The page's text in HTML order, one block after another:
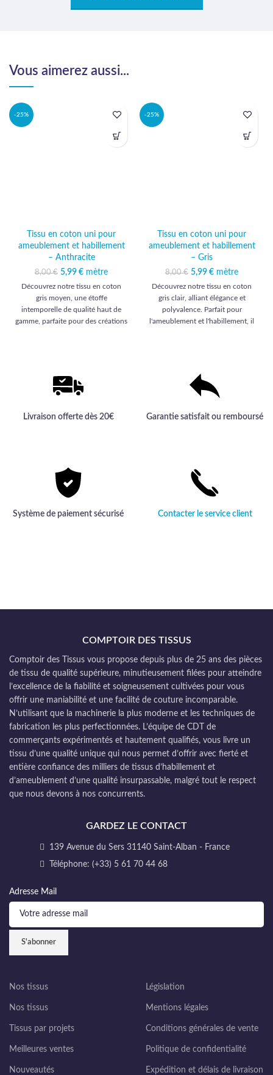
Vous aimerez aussi...
-25%
Tissu en coton uni pour
ameublement et habillement
– Anthracite
8,00€ Le prix initial était :
5,99 € Le prix actuel
est : 5,99 €.
mètre
Découvrez notre tissu en coton
gris moyen, une étoffe
intemporelle de qualité haut de
gamme, parfaite pour des créations
-25%
Tissu en coton uni pour
ameublement et habillement
– Gris
8,00€ Le prix initial était :
5,99 € Le prix actuel
est : 5,99 €.
mètre
Découvrez notre tissu en coton
gris clair, alliant élégance et
polyvalence. Parfait pour
l'ameublement et l'habillement, il
Livraison offerte dès 20€ Garantie satisfait ou remboursé
Système de paiement sécurisé Contacter le service client
COMPTOIR DES TISSUS
Comptoir des Tissus vous propose depuis plus de 25 ans des pièces
de tissu de qualité supérieure, minutieusement filées pour atteindre
l’excellence de la fiabilité et soigneusement cultivées pour vous
offrir une maniabilité et une facilité de couture incomparable.
N’utilisant que la machinerie la plus moderne et les techniques de
fabrication les plus perfectionnées. L’équipe de CDT de
commerçants expérimentés et hautement qualifiés, vous livre un
tissu d’une qualité unique qui nous permet d’offrir avec fierté et
entière confiance des milliers de tissus d’habillement et
d’ameublement d’une qualité insurpassable, malgré tout le respect
que nous devons à nos concurrents.
GARDEZ LE CONTACT
139 Avenue du Sers 31140 Saint-Alban - France
Téléphone: (+33) 5 61 70 44 68
Adresse Mail
Nos tissus
Nos tissus
Tissus par projets
Meilleures ventes
Nouveautés
Législation
Mentions légales
Conditions générales de vente
Politique de confidentialité
Expédition et délais de livraison